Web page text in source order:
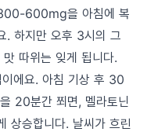
600mg을 아침에 복
. 하지만 오후 3시의 그
따위는 잊게 됩니다.
에요. 아침 기상 후 30
20분간 쬐면, 멜라토닌
상승합니다. 날씨가 흐린